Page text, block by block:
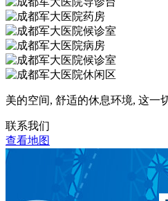
美的空间, 舒适的休息环境, 这一
联系我们
查看地图